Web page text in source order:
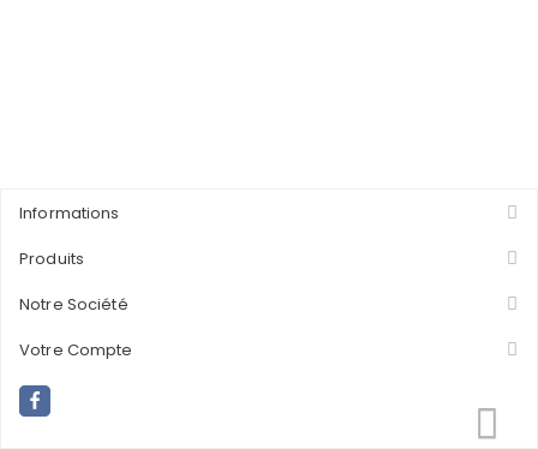
Informations
Produits
Notre Société
Votre Compte